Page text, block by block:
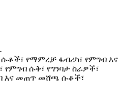
የማምረቻ ፋብሪካ፣ የምግብ እና
ሱቅ፣ የግንባታ ስራዎች፣
እና መጠጥ መሸጫ ሱቆች፣